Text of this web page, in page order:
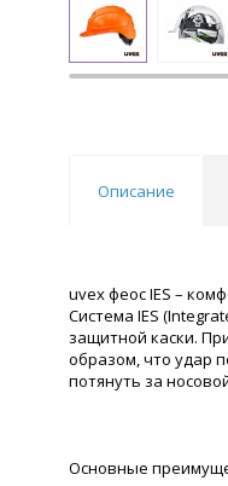
Описание
uvex феос IES –
Система IES
защитной каски.
образом, что удар
потянуть за
Основные